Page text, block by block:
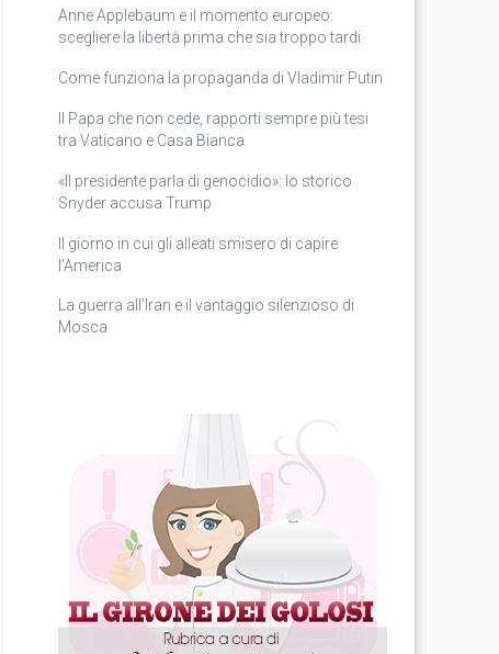
Anne Applebaum e il momento europeo:
scegliere la libertà prima che sia troppo tardi
Come funziona la propaganda di Vladimir Putin
Il Papa che non cede, rapporti sempre più tesi
tra Vaticano e Casa Bianca
«Il presidente parla di genocidio»: lo storico
Snyder accusa Trump
Il giorno in cui gli alleati smisero di capire
l’America
La guerra all’Iran e il vantaggio silenzioso di
Mosca